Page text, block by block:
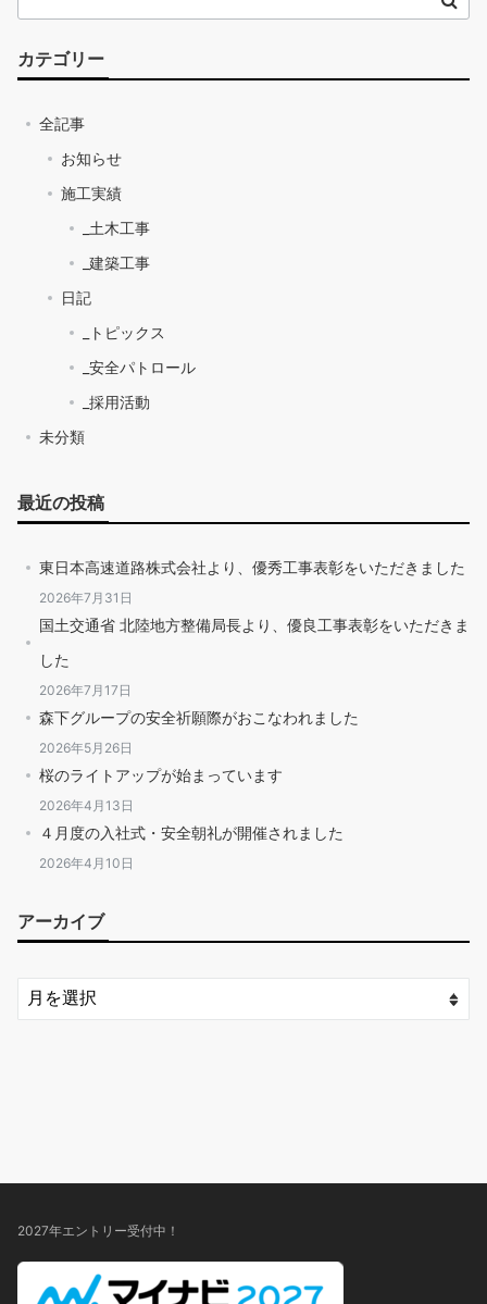
カテゴリー
全記事
お知らせ
施工実績
_土木工事
_建築工事
日記
_トピックス
_安全パトロール
_採用活動
未分類
最近の投稿
東日本高速道路株式会社より、優秀工事表彰をいただきました
2026年7月31日
国土交通省 北陸地方整備局長より、優良工事表彰をいただきま
した
2026年7月17日
森下グループの安全祈願際がおこなわれました
2026年5月26日
桜のライトアップが始まっています
2026年4月13日
４月度の入社式・安全朝礼が開催されました
2026年4月10日
アーカイブ
2027年エントリー受付中！